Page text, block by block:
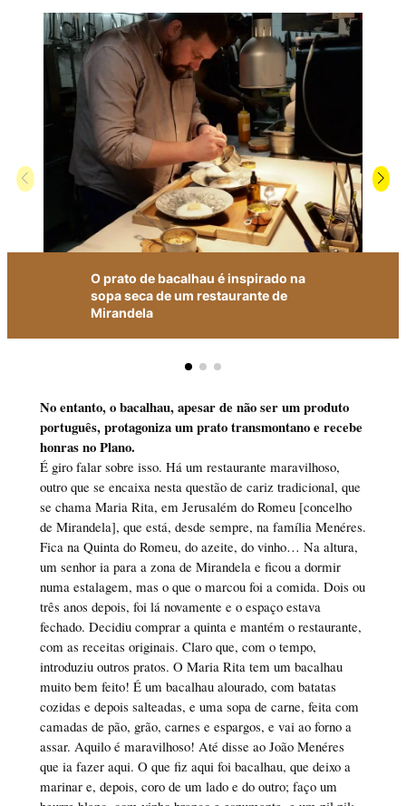
O prato de bacalhau é inspirado na
sopa seca de um restaurante de
Mirandela
No entanto, o bacalhau, apesar de não ser um produto
português, protagoniza um prato transmontano e recebe
honras no Plano.
É giro falar sobre isso. Há um restaurante maravilhoso,
outro que se encaixa nesta questão de cariz tradicional, que
se chama Maria Rita, em Jerusalém do Romeu [concelho
de Mirandela], que está, desde sempre, na família Menéres.
Fica na Quinta do Romeu, do azeite, do vinho… Na altura,
um senhor ia para a zona de Mirandela e ficou a dormir
numa estalagem, mas o que o marcou foi a comida. Dois ou
três anos depois, foi lá novamente e o espaço estava
fechado. Decidiu comprar a quinta e mantém o restaurante,
com as receitas originais. Claro que, com o tempo,
introduziu outros pratos. O Maria Rita tem um bacalhau
muito bem feito! É um bacalhau alourado, com batatas
cozidas e depois salteadas, e uma sopa de carne, feita com
camadas de pão, grão, carnes e espargos, e vai ao forno a
assar. Aquilo é maravilhoso! Até disse ao João Menéres
que ia fazer aqui. O que fiz aqui foi bacalhau, que deixo a
marinar e, depois, coro de um lado e do outro; faço um